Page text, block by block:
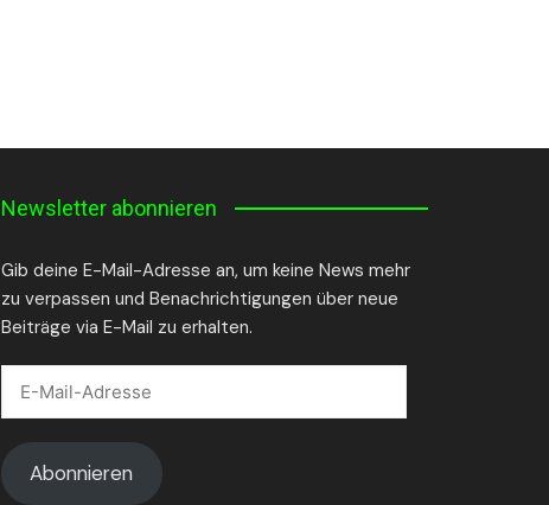
Newsletter abonnieren
Gib deine E-Mail-Adresse an, um keine News mehr
zu verpassen und Benachrichtigungen über neue
Beiträge via E-Mail zu erhalten.
Mail-
Abonnieren